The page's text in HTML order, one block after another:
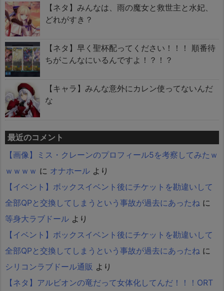
【ネタ】みんなは、雨の魔女と救世主と水妃、
どれがすき？
【ネタ】早く聖杯配ってください！！！ 順番待
ちがこんなにいるんですよ！？！？
【キャラ】みんな意外にカレン使ってないんだ
な
最近のコメント
【画像】ミス・クレーンのプロフィール5を考察してみたｗ
ｗｗｗｗ に オナホール より
【イベント】ボックスイベント後にチケットを勘違いして
全部QPと交換してしまうという事故が過去にあったね に
等身大ラブドール より
【イベント】ボックスイベント後にチケットを勘違いして
全部QPと交換してしまうという事故が過去にあったね に
シリコンラブドール通販 より
【ネタ】アルビオンの竜だって女体化してんだ！！！ORT